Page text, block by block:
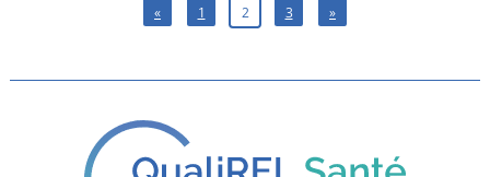
« 1 2 3 »